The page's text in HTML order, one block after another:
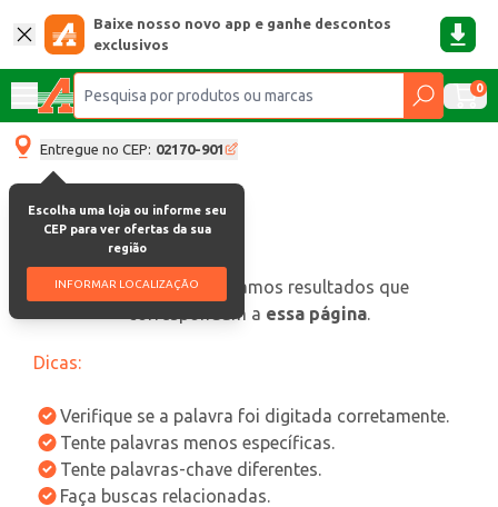
Baixe nosso novo app e ganhe descontos
exclusivos
0
Entregue no CEP: 02170-901
Escolha uma loja ou informe seu
CEP para ver ofertas da sua
região
INFORMAR LOCALIZAÇÃO
oops, não encontramos resultados que
correspondam a essa página.
Dicas:
Verifique se a palavra foi digitada corretamente.
Tente palavras menos específicas.
Tente palavras-chave diferentes.
Faça buscas relacionadas.